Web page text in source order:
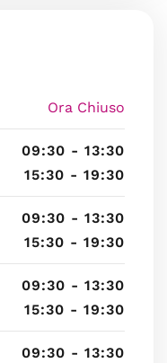
Ora Chiuso
09:30 - 13:30
15:30 - 19:30
09:30 - 13:30
15:30 - 19:30
09:30 - 13:30
15:30 - 19:30
09:30 - 13:30